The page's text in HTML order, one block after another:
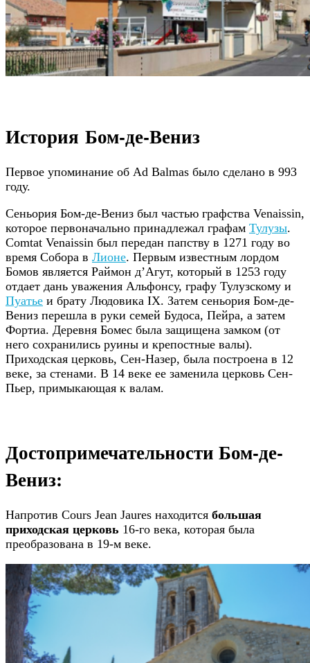
История Бом-де-Вениз
Первое упоминание об Ad Balmas было сделано в 993
году.
Сеньория Бом-де-Вениз был частью графства Venaissin,
которое первоначально принадлежал графам Тулузы.
Comtat Venaissin был передан папству в 1271 году во
время Собора в Лионе. Первым известным лордом
Бомов является Раймон д’Агут, который в 1253 году
отдает дань уважения Альфонсу, графу Тулузскому и
Пуатье и брату Людовика IX. Затем сеньория Бом-де-
Вениз перешла в руки семей Будоса, Пейра, а затем
Фортиа. Деревня Бомес была защищена замком (от
него сохранились руины и крепостные валы).
Приходская церковь, Сен-Назер, была построена в 12
веке, за стенами. В 14 веке ее заменила церковь Сен-
Пьер, примыкающая к валам.
Достопримечательности Бом-де-
Вениз:
Напротив Cours Jean Jaures находится большая
приходская церковь 16-го века, которая была
преобразована в 19-м веке.